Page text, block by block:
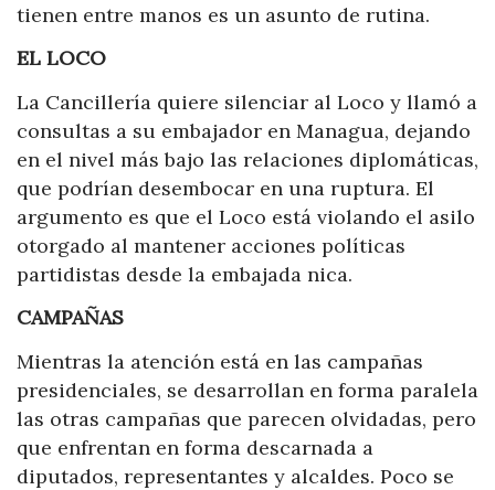
tienen entre manos es un asunto de rutina.
EL LOCO
La Cancillería quiere silenciar al Loco y llamó a
consultas a su embajador en Managua, dejando
en el nivel más bajo las relaciones diplomáticas,
que podrían desembocar en una ruptura. El
argumento es que el Loco está violando el asilo
otorgado al mantener acciones políticas
partidistas desde la embajada nica.
CAMPAÑAS
Mientras la atención está en las campañas
presidenciales, se desarrollan en forma paralela
las otras campañas que parecen olvidadas, pero
que enfrentan en forma descarnada a
diputados, representantes y alcaldes. Poco se